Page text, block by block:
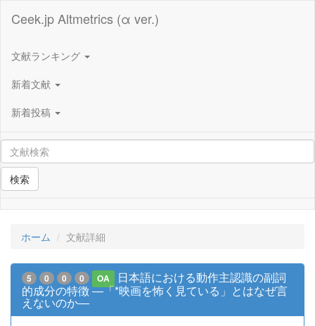
Ceek.jp Altmetrics (α ver.)
文献ランキング
新着文献
新着投稿
検索
ホーム 文献詳細
5 0 0 0 OA
日本語における動作主認識の副詞
的成分の特徴 ―「*映画を怖く見ている」とはなぜ言
えないのか―